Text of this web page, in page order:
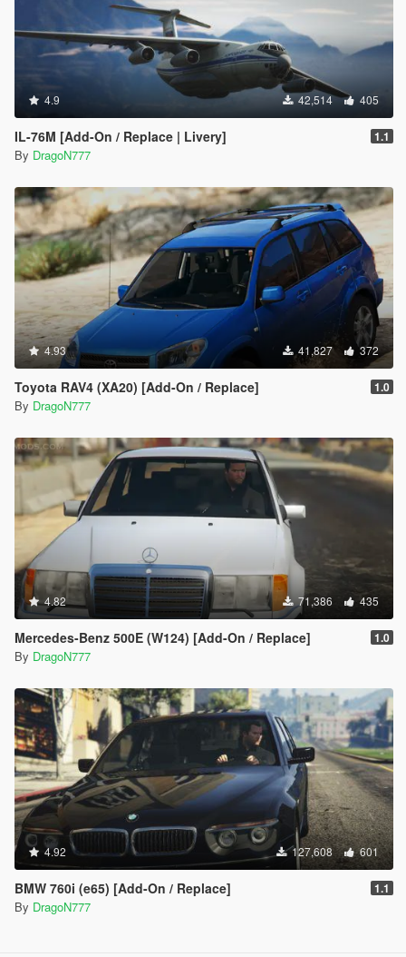
4.9 42,514 405
IL-76M [Add-On / Replace | Livery] 1.1
By DragoN777
4.93 41,827 372
Toyota RAV4 (XA20) [Add-On / Replace] 1.0
By DragoN777
4.82 71,386 435
Mercedes-Benz 500E (W124) [Add-On / Replace] 1.0
By DragoN777
4.92 127,608 601
BMW 760i (e65) [Add-On / Replace] 1.1
By DragoN777